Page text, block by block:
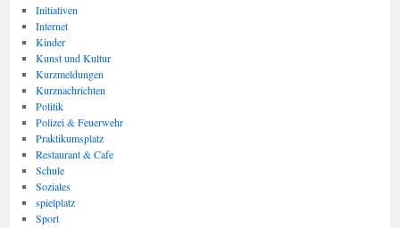
Initiativen
Internet
Kinder
Kunst und Kultur
Kurzmeldungen
Kurznachrichten
Politik
Polizei & Feuerwehr
Praktikumsplatz
Restaurant & Cafe
Schule
Soziales
spielplatz
Sport